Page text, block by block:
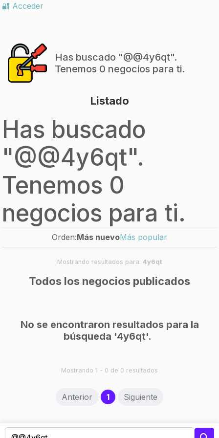
🔐 Acceder
Has buscado "@@4y6qt".
Tenemos 0 negocios para ti.
Listado
Has buscado
"@@4y6qt".
Tenemos 0
negocios para ti.
Orden:Más nuevoMás popular
Mostrando resultados para: 4y6qt
Todos los negocios publicados
No se encontraron resultados para la
búsqueda '4y6qt'.
Mostrando 1 - 0 de 0 resultados
Anterior 1(current)
Siguiente